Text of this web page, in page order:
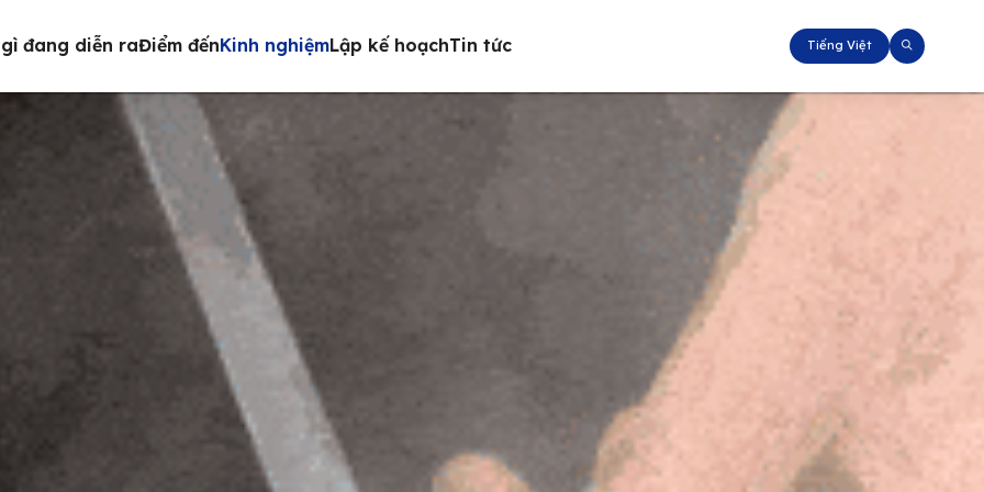
đang diễn raĐiểm đếnKinh nghiệmLập kế hoạchTin tức Tiếng Việt